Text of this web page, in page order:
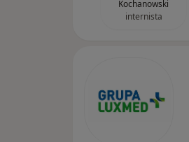
Kochanowski
internista